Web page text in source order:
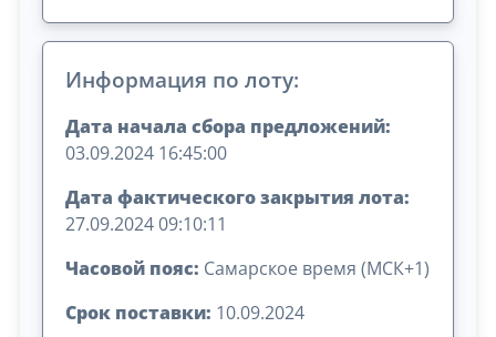
Информация по лоту:
Дата начала сбора предложений:
03.09.2024 16:45:00
Дата фактического закрытия лота:
27.09.2024 09:10:11
Часовой пояс: Самарское время (МСК+1)
Срок поставки: 10.09.2024